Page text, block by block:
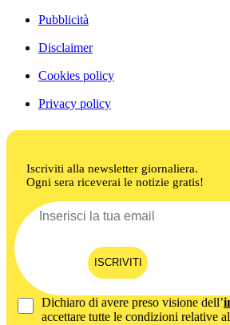
Pubblicità
Disclaimer
Cookies policy
Privacy policy
Iscriviti alla newsletter giornaliera.
Ogni sera riceverai le notizie gratis!
ISCRIVITI
Dichiaro di avere preso visione dell’
accettare tutte le condizioni relative